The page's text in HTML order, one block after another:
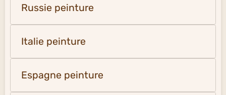
Russie peinture
Italie peinture
Espagne peinture